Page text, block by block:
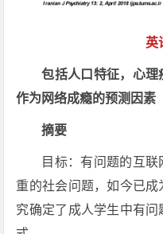
英
包括人口特征，心
作为网络成瘾的预测因素
摘要
目标：有问题的互
重的社会问题，如今已
究确定了成人学生中有